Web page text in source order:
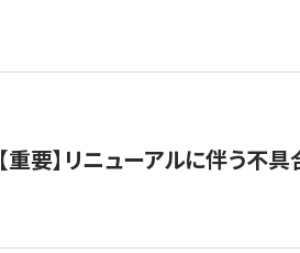
【重要】リニューアルに伴う不